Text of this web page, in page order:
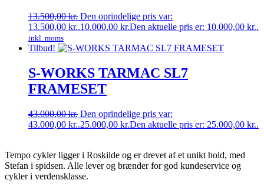
13.500,00kr. Den oprindelige pris var:
13.500,00 kr..10.000,00 kr.Den aktuelle pris er: 10.000,00 kr..
inkl. moms
Tilbud!
S-WORKS TARMAC SL7
FRAMESET
43.000,00kr. Den oprindelige pris var:
43.000,00 kr..25.000,00 kr.Den aktuelle pris er: 25.000,00 kr..
Tempo cykler ligger i Roskilde og er drevet af et unikt hold, med
Stefan i spidsen. Alle lever og brænder for god kundeservice og
cykler i verdensklasse.